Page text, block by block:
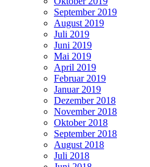
September 2019
August 2019
Juli 2019
Juni 2019
Mai 2019
April 2019
Februar 2019
Januar 2019
Dezember 2018
November 2018
Oktober 2018
September 2018
August 2018
Juli 2018